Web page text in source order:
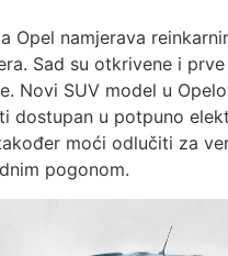
Opel namjerava
Sad su otkrivene i
Novi SUV model u
dostupan u potpuno
moći odlučiti za
pogonom.